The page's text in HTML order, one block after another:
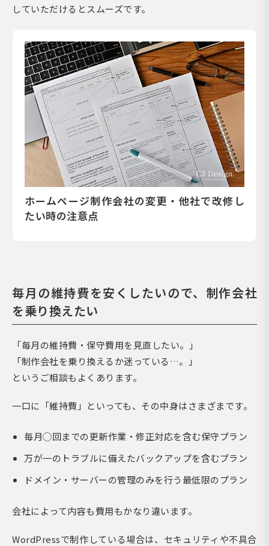
していただけるとスムーズです。
ホームページ制作会社の変更・他社で改修し
たい時の注意点
毎月の維持費を安くしたいので、制作会社
を乗り換えたい
「毎月の維持費・保守費用を見直したい。」
「制作会社を乗り換えるか迷っている…。」
というご相談もよくあります。
一口に「維持費」といっても、その中身はさまざまです。
毎月◯回までの更新作業・修正対応を含む保守プラン
万が一のトラブルに備えたバックアップを含むプラン
ドメイン・サーバーの管理のみを行う最低限のプラン
会社によって内容も費用もかなり違います。
WordPressで制作している場合は、セキュリティや不具合